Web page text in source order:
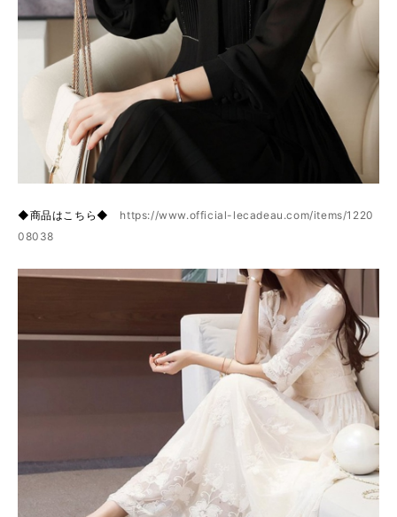
◆商品はこちら◆ https://www.official-lecadeau.com/items/1220
08038